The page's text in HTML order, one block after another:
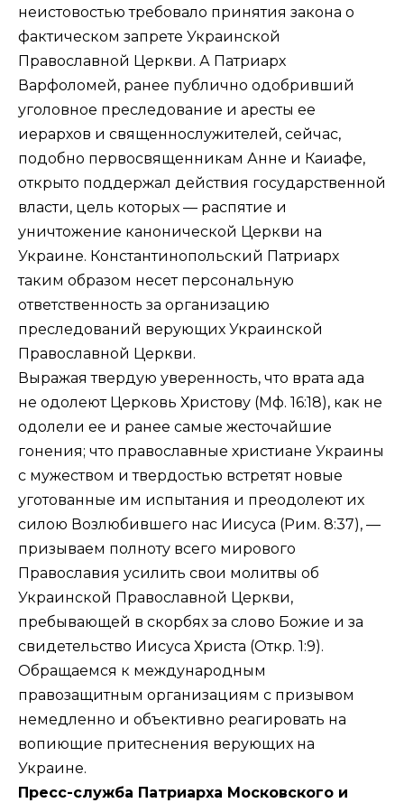
неистовостью требовало принятия закона о
фактическом запрете Украинской
Православной Церкви. А Патриарх
Варфоломей, ранее публично одобривший
уголовное преследование и аресты ее
иерархов и священнослужителей, сейчас,
подобно первосвященникам Анне и Каиафе,
открыто поддержал действия государственной
власти, цель которых — распятие и
уничтожение канонической Церкви на
Украине. Константинопольский Патриарх
таким образом несет персональную
ответственность за организацию
преследований верующих Украинской
Православной Церкви.
Выражая твердую уверенность, что врата ада
не одолеют Церковь Христову (Мф. 16:18), как не
одолели ее и ранее самые жесточайшие
гонения; что православные христиане Украины
с мужеством и твердостью встретят новые
уготованные им испытания и преодолеют их
силою Возлюбившего нас Иисуса (Рим. 8:37), —
призываем полноту всего мирового
Православия усилить свои молитвы об
Украинской Православной Церкви,
пребывающей в скорбях за слово Божие и за
свидетельство Иисуса Христа (Откр. 1:9).
Обращаемся к международным
правозащитным организациям с призывом
немедленно и объективно реагировать на
вопиющие притеснения верующих на
Украине.
Пресс-служба Патриарха Московского и